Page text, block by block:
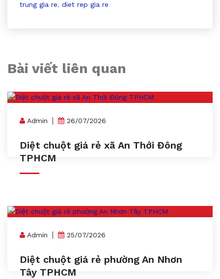
trung gia re, diet rep gia re
Bài viết liên quan
Admin 26/07/2026
Diệt chuột giá rẻ xã An Thới Đông
TPHCM
Admin 25/07/2026
Diệt chuột giá rẻ phường An Nhơn
Tây TPHCM